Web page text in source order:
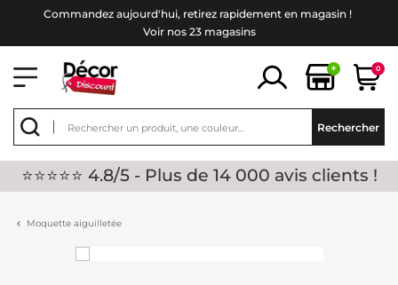
Commandez aujourd'hui, retirez rapidement en magasin !
Voir nos 23 magasins
+ 0
Rechercher
⭐⭐⭐⭐⭐ 4.8/5 - Plus de 14 000 avis clients !
Moquette aiguilletée